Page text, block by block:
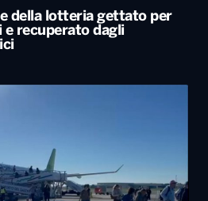
della lotteria gettato per
recuperato dagli